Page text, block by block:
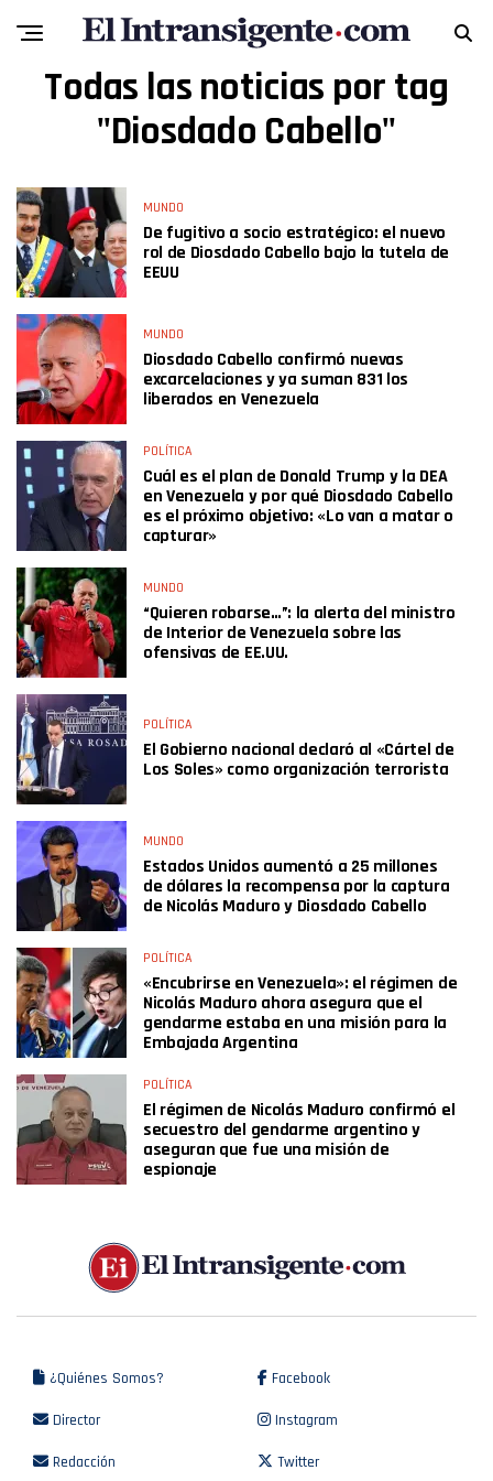
Todas las noticias por tag
"Diosdado Cabello"
MUNDO
De fugitivo a socio estratégico: el nuevo
rol de Diosdado Cabello bajo la tutela de
EEUU
MUNDO
Diosdado Cabello confirmó nuevas
excarcelaciones y ya suman 831 los
liberados en Venezuela
POLÍTICA
Cuál es el plan de Donald Trump y la DEA
en Venezuela y por qué Diosdado Cabello
es el próximo objetivo: «Lo van a matar o
capturar»
MUNDO
“Quieren robarse…”: la alerta del ministro
de Interior de Venezuela sobre las
ofensivas de EE.UU.
POLÍTICA
El Gobierno nacional declaró al «Cártel de
Los Soles» como organización terrorista
MUNDO
Estados Unidos aumentó a 25 millones
de dólares la recompensa por la captura
de Nicolás Maduro y Diosdado Cabello
POLÍTICA
«Encubrirse en Venezuela»: el régimen de
Nicolás Maduro ahora asegura que el
gendarme estaba en una misión para la
Embajada Argentina
POLÍTICA
El régimen de Nicolás Maduro confirmó el
secuestro del gendarme argentino y
aseguran que fue una misión de
espionaje
¿Quiénes Somos?
Director
Redacción
Facebook
Instagram
Twitter